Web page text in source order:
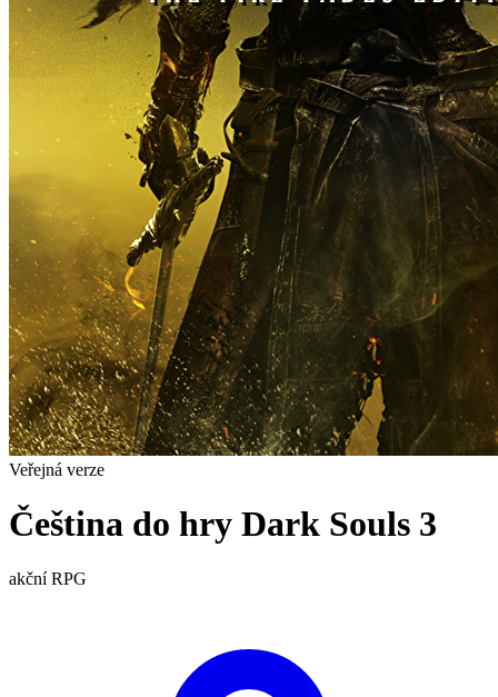
Veřejná verze
Čeština do hry Dark Souls 3
akční RPG